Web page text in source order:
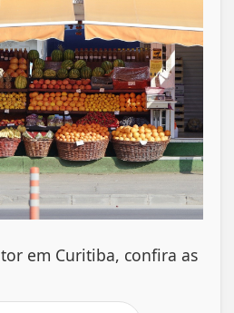
em Curitiba, confira as